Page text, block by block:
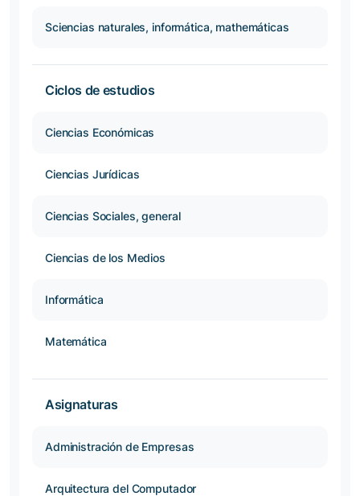
Sciencias naturales, informática, mathemáticas
Ciclos de estudios
Ciencias Económicas
Ciencias Jurídicas
Ciencias Sociales, general
Ciencias de los Medios
Informática
Matemática
Asignaturas
Administración de Empresas
Arquitectura del Computador